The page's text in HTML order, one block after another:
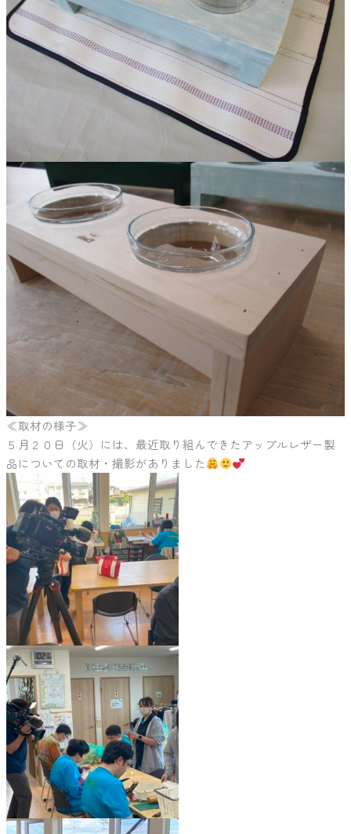
≪取材の様子≫
５月２０日（火）には、最近取り組んできたアップルレザー製
品についての取材・撮影がありました